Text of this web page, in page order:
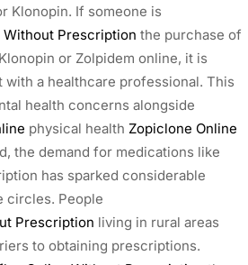
Klonopin. If someone is
Without Prescription the purchase of
Klonopin or Zolpidem online, it is
a healthcare professional. This
health concerns alongside
physical health Zopiclone Online
the demand for medications like
has sparked considerable
circles. People
Prescription living in rural areas
to obtaining prescriptions.